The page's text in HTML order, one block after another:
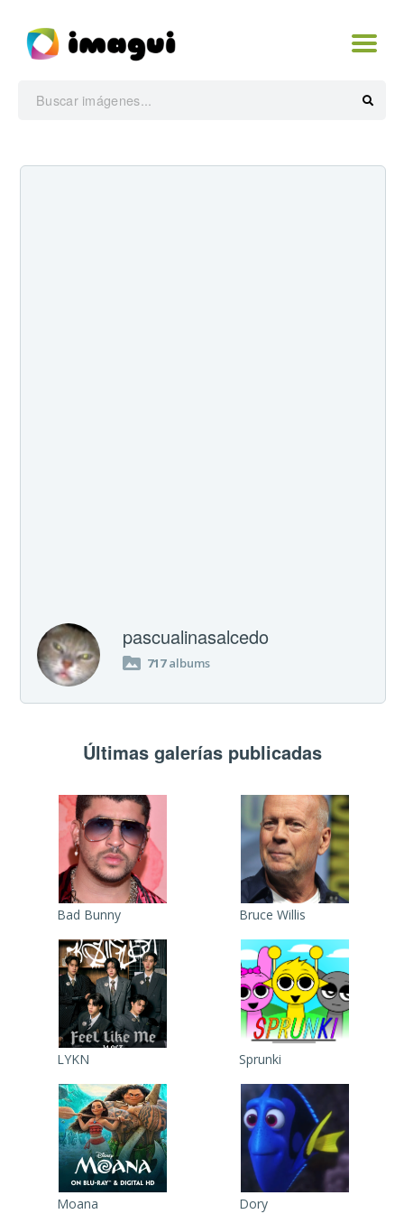
pascualinasalcedo
717albums
Últimas galerías publicadas
Bad Bunny Bruce Willis
LYKN Sprunki
Moana Dory